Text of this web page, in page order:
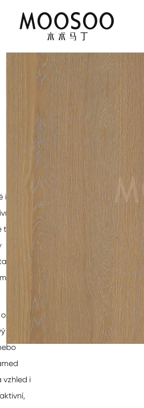
řešení
na
dveří
vzhled i